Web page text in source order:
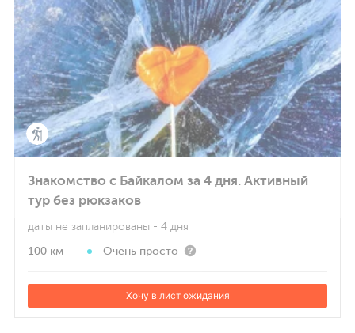
Знакомство с Байкалом за 4 дня. Активный
тур без рюкзаков
даты не запланированы - 4 дня
100 км Очень просто
Хочу в лист ожидания